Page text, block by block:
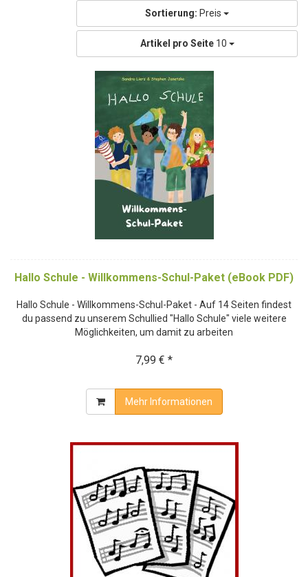
Sortierung: Preis
Artikel pro Seite 10
Hallo Schule - Willkommens-Schul-Paket (eBook PDF)
Hallo Schule - Willkommens-Schul-Paket - Auf 14 Seiten findest
du passend zu unserem Schullied "Hallo Schule" viele weitere
Möglichkeiten, um damit zu arbeiten
7,99 € *
Mehr Informationen